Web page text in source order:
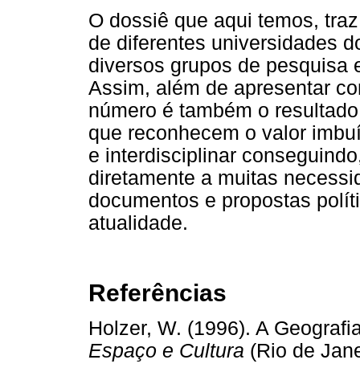
O dossiê que aqui temos,
de diferentes universidades
diversos grupos de pesquisa
Assim, além de apresentar
número é também o
que reconhecem o valor
e interdisciplinar
diretamente a muitas
documentos e propostas
atualidade.
Referências
Holzer, W. (1996). A
Espaço e Cultura (Rio de